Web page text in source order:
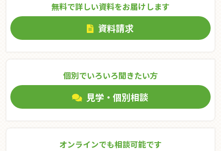
無料で詳しい資料をお届けします
資料請求
個別でいろいろ聞きたい⽅
見学・個別相談
オンラインでも相談可能です